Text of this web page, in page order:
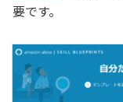
要です。